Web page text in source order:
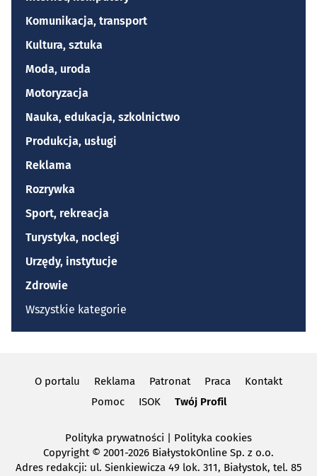
Komunikacja, transport
Kultura, sztuka
Moda, uroda
Motoryzacja
Nauka, edukacja, szkolnictwo
Produkcja, usługi
Reklama
Rozrywka
Sport, rekreacja
Turystyka, noclegi
Urzędy, instytucje
Zdrowie
Wszystkie kategorie
O portalu Reklama Patronat Praca
Kontakt
Pomoc
ISOK Twój Profil
Polityka prywatności | Polityka cookies
Copyright© 2001-2026 BiałystokOnline Sp. z o.o.
Adres redakcji: ul. Sienkiewicza 49 lok. 311, Białystok, tel. 85